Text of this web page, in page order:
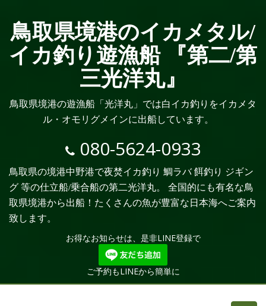
鳥取県境港のイカメタル/
イカ釣り遊漁船 『第二/第
三光洋丸』
鳥取県境港の遊漁船「光洋丸」では白イカ釣りをイカメタ
ル・オモリグメインに出船しています。
080-5624-0933
鳥取県の境港中野港で夜焚イカ釣り 鯛ラバ 餌釣り ジギン
グ 等の仕立船/乗合船の第二光洋丸。 全国的にも有名な鳥
取県境港から出船！たくさんの魚が豊富な日本海へご案内
致します。
お得なお知らせは、是非LINE登録で
ご予約もLINEから簡単に